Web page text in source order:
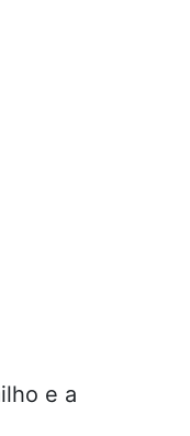
e a